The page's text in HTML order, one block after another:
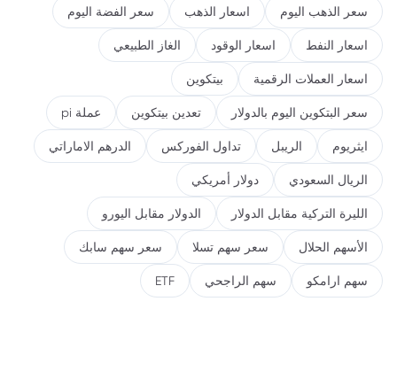
سعر الذهب اليوم اسعار الذهب سعر الفضة اليوم
اسعار النفط اسعار الوقود الغاز الطبيعي
اسعار العملات الرقمية بيتكوين
سعر البتكوين اليوم بالدولار تعدين بيتكوين عملة pi
ايثريوم الريبل تداول الفوركس الدرهم الاماراتي
الريال السعودي دولار أمريكي
الليرة التركية مقابل الدولار الدولار مقابل اليورو
الأسهم الحلال سعر سهم تسلا سعر سهم سابك
سهم ارامكو سهم الراجحي ETF